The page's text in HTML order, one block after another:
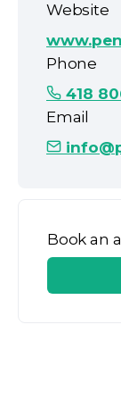
Website
Phone
418
Email
Book an